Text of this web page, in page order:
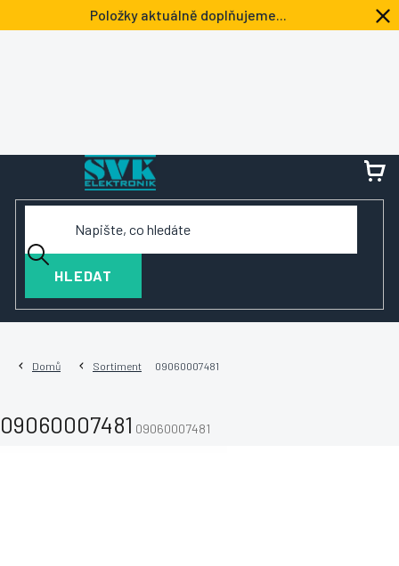
na
Položky aktuálně doplňujeme...
HLEDAT
Domů Sortiment 09060007481
09060007481 09060007481